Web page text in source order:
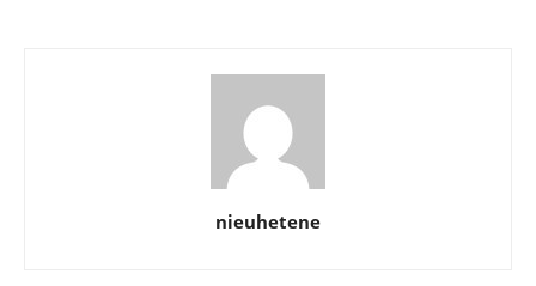
nieuhetene